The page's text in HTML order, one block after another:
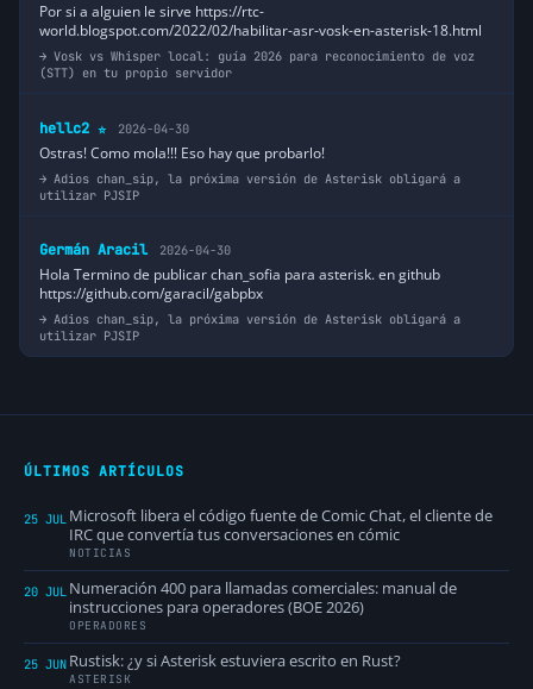
Por si a alguien le sirve https://rtc-
world.blogspot.com/2022/02/habilitar-asr-vosk-en-asterisk-18.html
Vosk vs Whisper local: guía 2026 para reconocimiento de voz
(STT) en tu propio servidor
hellc2 ⭐ 2026-04-30
Ostras! Como mola!!! Eso hay que probarlo!
Adios chan_sip, la próxima versión de Asterisk obligará a
utilizar PJSIP
Germán Aracil 2026-04-30
Hola Termino de publicar chan_sofia para asterisk. en github
https://github.com/garacil/gabpbx
Adios chan_sip, la próxima versión de Asterisk obligará a
utilizar PJSIP
ÚLTIMOS ARTÍCULOS
25 JUL Microsoft libera el código fuente de Comic Chat, el cliente de
IRC que convertía tus conversaciones en cómic
NOTICIAS
20 JUL Numeración 400 para llamadas comerciales: manual de
instrucciones para operadores (BOE 2026)
OPERADORES
25 JUN Rustisk: ¿y si Asterisk estuviera escrito en Rust?
ASTERISK